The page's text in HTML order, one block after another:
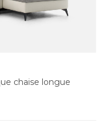
chaise longue